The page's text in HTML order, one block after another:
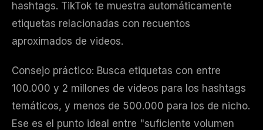
hashtags. TikTok te muestra automáticamente
etiquetas relacionadas con recuentos
aproximados de videos.
Consejo práctico: Busca etiquetas con entre
100.000 y 2 millones de videos para los hashtags
temáticos, y menos de 500.000 para los de nicho.
Ese es el punto ideal entre "suficiente volumen